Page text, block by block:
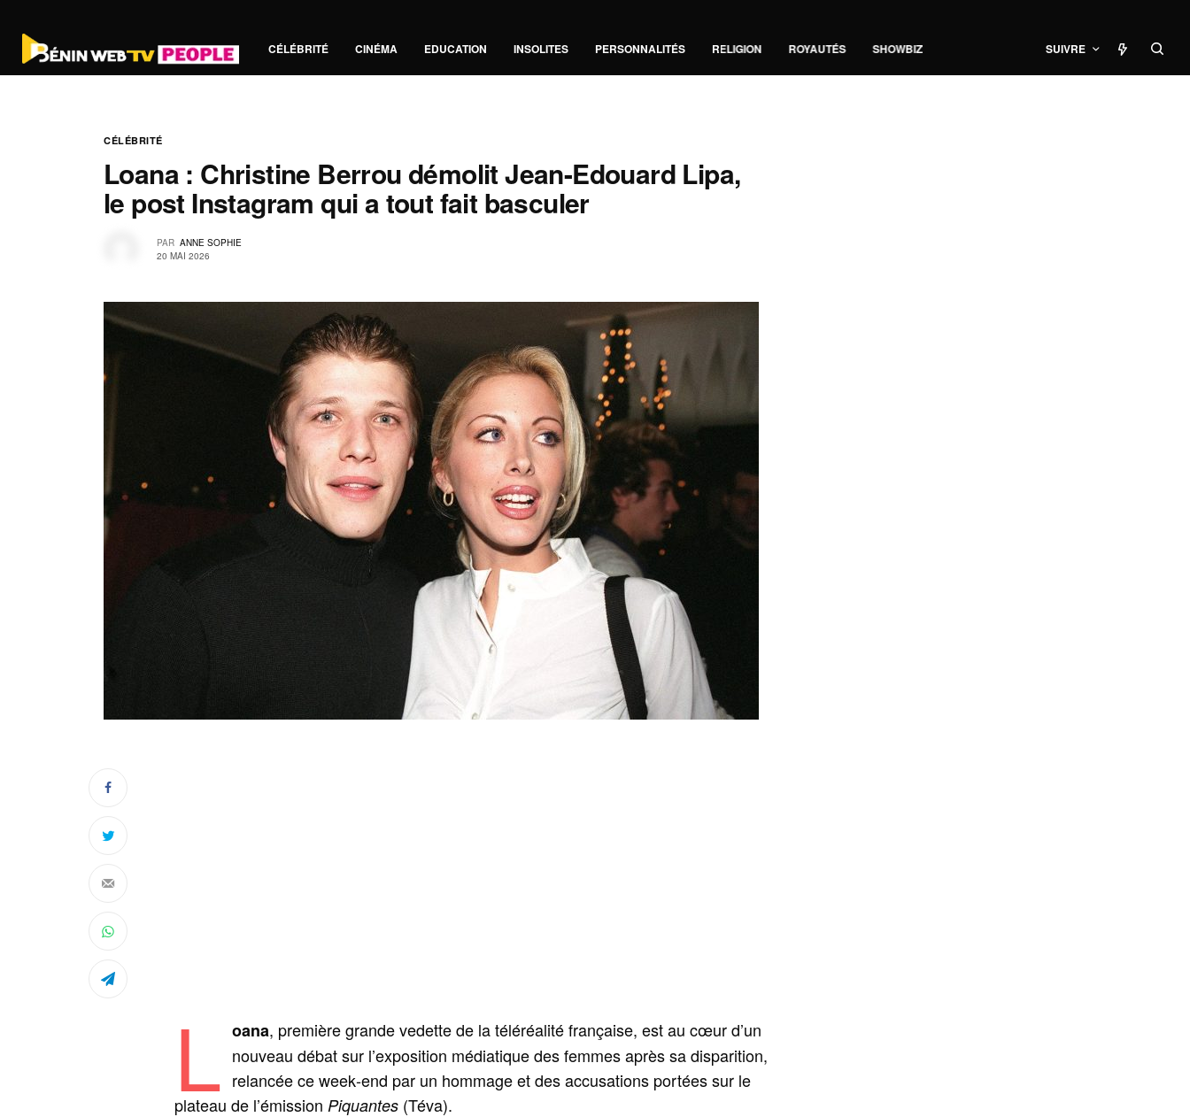
CÉLÉBRITÉ CINÉMA EDUCATION INSOLITES PERSONNALITÉS RELIGION ROYAUTÉS SHOWBIZ SUIVRE
CÉLÉBRITÉ
Loana : Christine Berrou démolit Jean-Edouard Lipa,
le post Instagram qui a tout fait basculer
PAR ANNE SOPHIE
20 MAI 2026
L oana, première grande vedette de la téléréalité française, est au cœur d’un
nouveau débat sur l’exposition médiatique des femmes après sa disparition,
relancée ce week‑end par un hommage et des accusations portées sur le
plateau de l’émission Piquantes (Téva).